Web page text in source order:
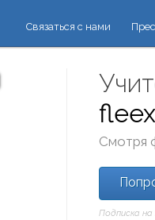
Связаться с нами
fleex
Смотря
Подписка на